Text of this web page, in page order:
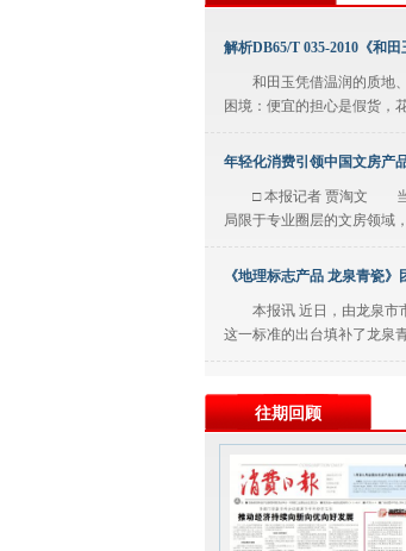
解析DB65/T 035-2010《和
和田玉凭借温润的质地、
困境：便宜的担心是假货
年轻化消费引领中国文房产
□ 本报记者 贾淘文 当“Z
局限于专业圈层的文房领域
《地理标志产品 龙泉青瓷
本报讯 近日，由龙泉市市
这一标准的出台填补了龙泉
公告栏
公告 黄巧婷：本庭已受理
求经济补偿金。因无法联系
择笔一生守文脉 匠心逐光续
大师简介 马志良， 1960
往期回顾